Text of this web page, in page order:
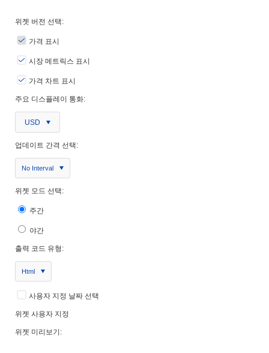
위젯 버전 선택:
가격 표시
시장 메트릭스 표시
가격 차트 표시
주요 디스플레이 통화:
USD
업데이트 간격 선택:
No Interval
위젯 모드 선택:
주간
야간
출력 코드 유형:
Html
사용자 지정 날짜 선택
위젯 사용자 지정
위젯 미리보기: